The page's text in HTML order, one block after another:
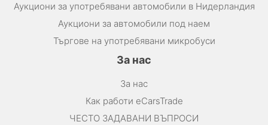
Аукциони за употребявани автомобили в Нидерландия
Аукциони за автомобили под наем
Търгове на употребявани микробуси
За нас
За нас
Как работи eCarsTrade
ЧЕСТО ЗАДАВАНИ ВЪПРОСИ